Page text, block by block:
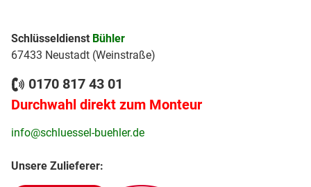
Schlüsseldienst Bühler
67433 Neustadt (Weinstraße)
0170 817 43 01
Durchwahl direkt zum Monteur
info@schluessel-buehler.de
Unsere Zulieferer: